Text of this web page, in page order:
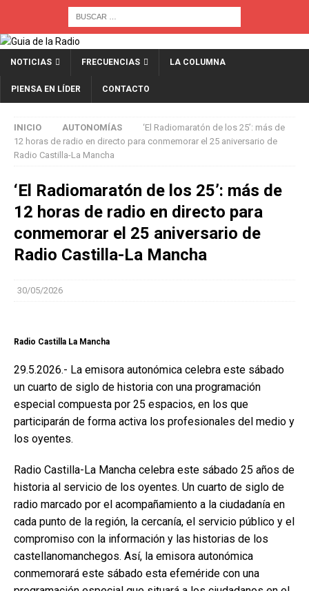
NOTICIAS FRECUENCIAS LA COLUMNA
PIENSA EN LÍDER CONTACTO
INICIO AUTONOMÍAS
‘El Radiomaratón de los 25’: más de
12 horas de radio en directo para conmemorar el 25 aniversario de
Radio Castilla-La Mancha
‘El Radiomaratón de los 25’: más de
12 horas de radio en directo para
conmemorar el 25 aniversario de
Radio Castilla-La Mancha
30/05/2026
Radio Castilla La Mancha
29.5.2026.- La emisora autonómica celebra este sábado
un cuarto de siglo de historia con una programación
especial compuesta por 25 espacios, en los que
participarán de forma activa los profesionales del medio y
los oyentes.
Radio Castilla-La Mancha celebra este sábado 25 años de
historia al servicio de los oyentes. Un cuarto de siglo de
radio marcado por el acompañamiento a la ciudadanía en
cada punto de la región, la cercanía, el servicio público y el
compromiso con la información y las historias de los
castellanomanchegos. Así, la emisora autonómica
conmemorará este sábado esta efeméride con una